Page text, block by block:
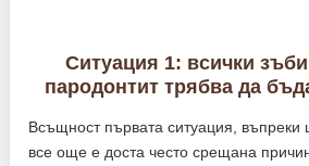
Ситуация 1: всички
пародонтит трябва да
Всъщност първата ситуация, въпреки
все още е доста често срещана